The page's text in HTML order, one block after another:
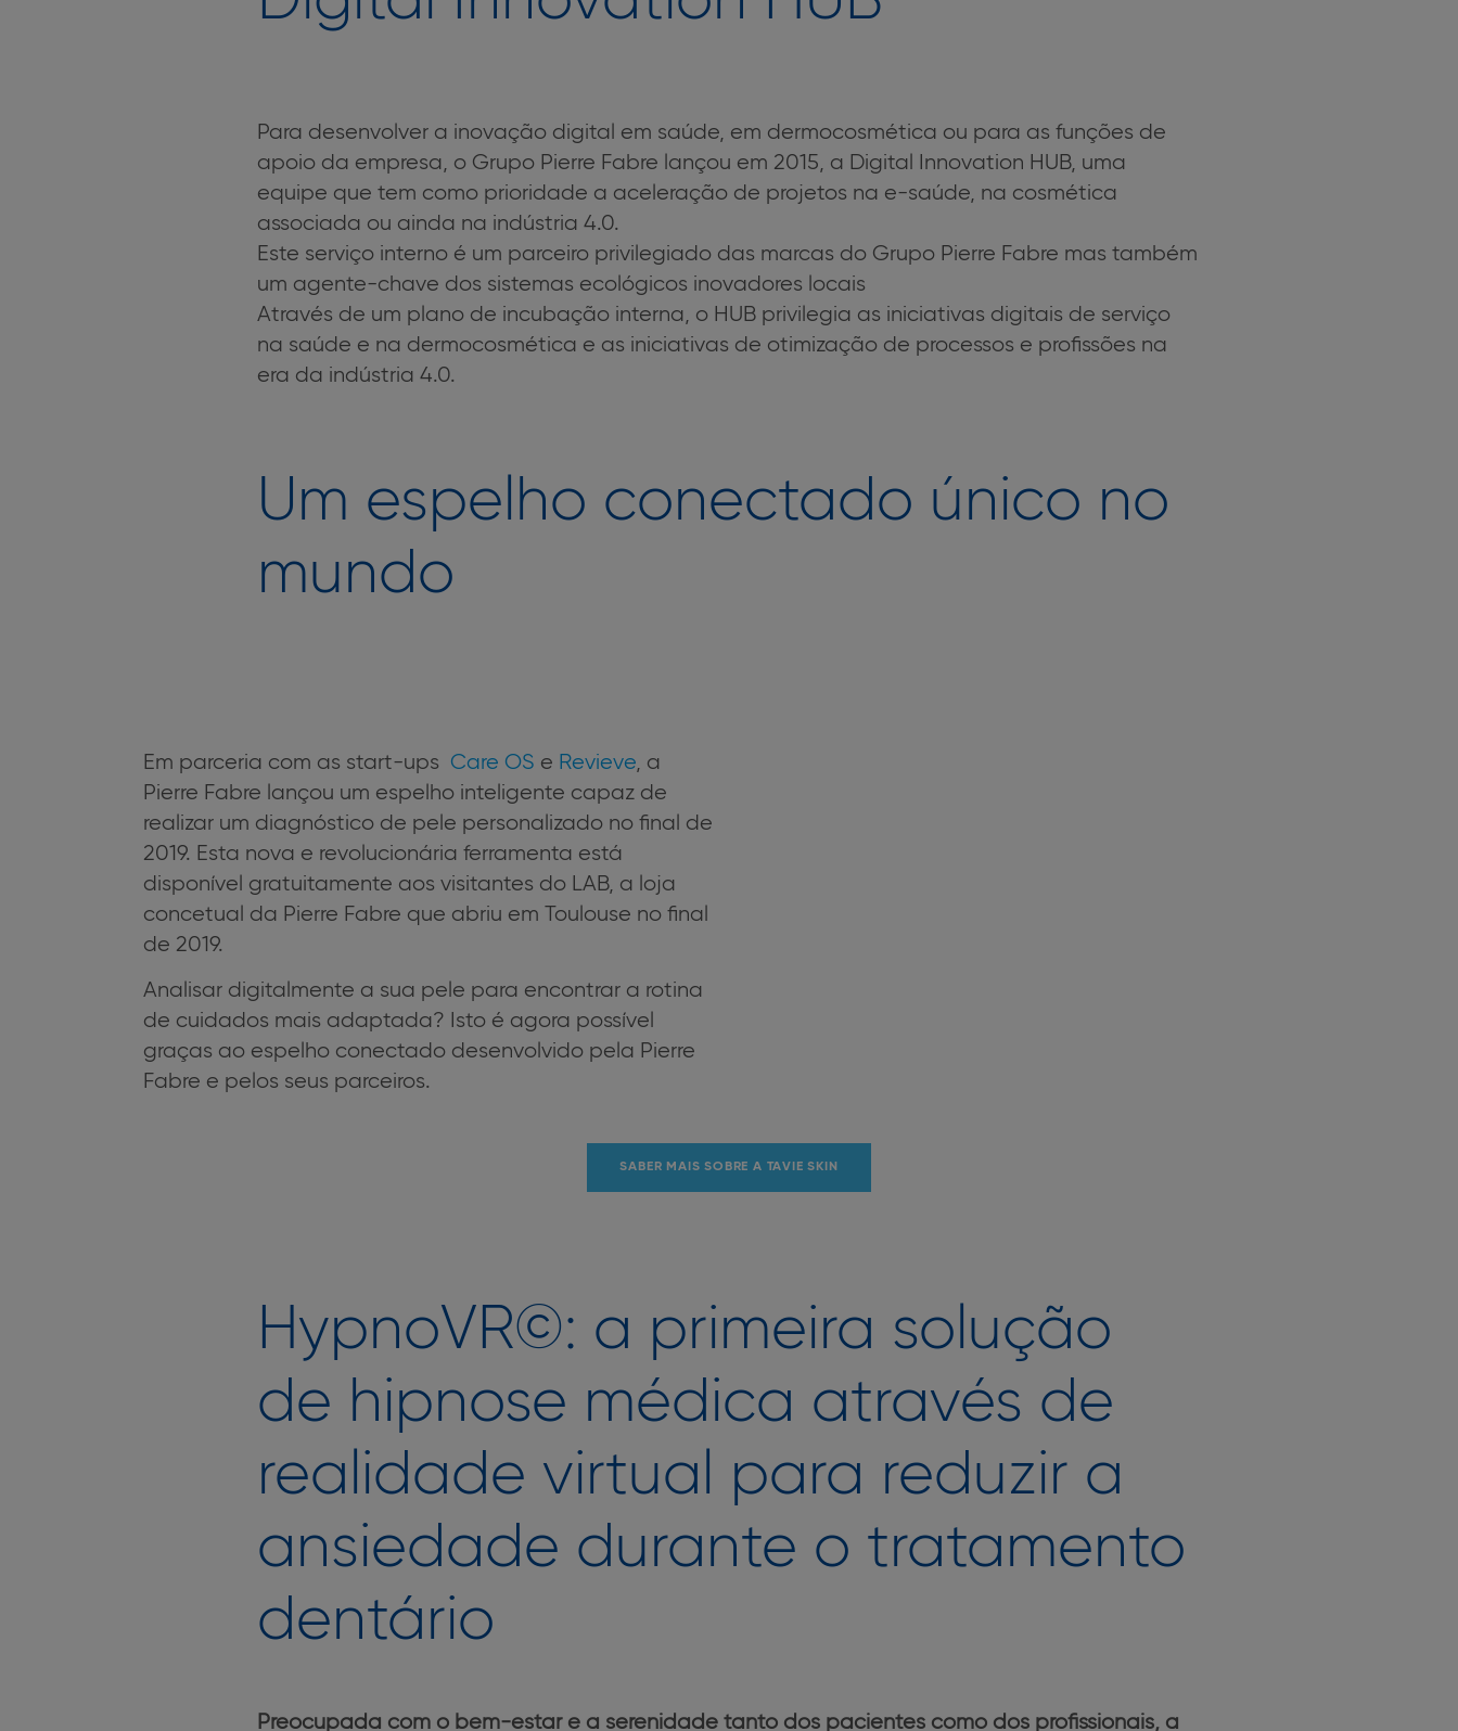
Para desenvolver a inovação digital em saúde, em dermocosmética ou para as funções de
apoio da empresa, o Grupo Pierre Fabre lançou em 2015, a Digital Innovation HUB, uma
equipe que tem como prioridade a aceleração de projetos na e-saúde, na cosmética
associada ou ainda na indústria 4.0.
Este serviço interno é um parceiro privilegiado das marcas do Grupo Pierre Fabre mas também
um agente-chave dos sistemas ecológicos inovadores locais
Através de um plano de incubação interna, o HUB privilegia as iniciativas digitais de serviço
na saúde e na dermocosmética e as iniciativas de otimização de processos e profissões na
era da indústria 4.0.
Um espelho conectado único no
mundo
Em parceria com as start-ups Care OS e Revieve, a
Pierre Fabre lançou um espelho inteligente capaz de
realizar um diagnóstico de pele personalizado no final de
2019. Esta nova e revolucionária ferramenta está
disponível gratuitamente aos visitantes do LAB, a loja
concetual da Pierre Fabre que abriu em Toulouse no final
de 2019.
Analisar digitalmente a sua pele para encontrar a rotina
de cuidados mais adaptada? Isto é agora possível
graças ao espelho conectado desenvolvido pela Pierre
Fabre e pelos seus parceiros.
SABER MAIS SOBRE A TAVIE SKIN
HypnoVR©: a primeira solução
de hipnose médica através de
realidade virtual para reduzir a
ansiedade durante o tratamento
dentário
Preocupada com o bem-estar e a serenidade tanto dos pacientes como dos profissionais, a